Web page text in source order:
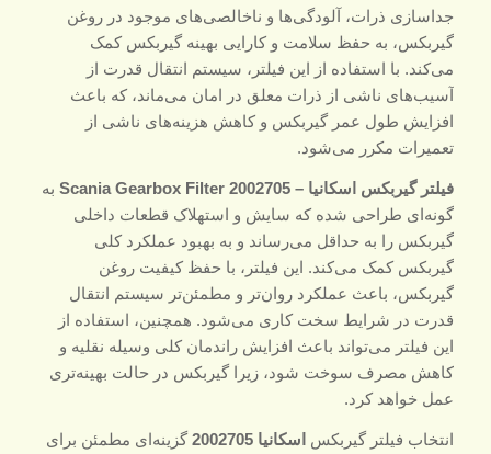
جداسازی ذرات، آلودگی‌ها و ناخالصی‌های موجود در روغن
گیربکس، به حفظ سلامت و کارایی بهینه گیربکس کمک
می‌کند. با استفاده از این فیلتر، سیستم انتقال قدرت از
آسیب‌های ناشی از ذرات معلق در امان می‌ماند، که باعث
افزایش طول عمر گیربکس و کاهش هزینه‌های ناشی از
تعمیرات مکرر می‌شود.
فیلتر گیربکس اسکانیا – Scania Gearbox Filter 2002705
به
گونه‌ای طراحی شده که سایش و استهلاک قطعات داخلی
گیربکس را به حداقل می‌رساند و به بهبود عملکرد کلی
گیربکس کمک می‌کند. این فیلتر، با حفظ کیفیت روغن
گیربکس، باعث عملکرد روان‌تر و مطمئن‌تر سیستم انتقال
قدرت در شرایط سخت کاری می‌شود. همچنین، استفاده از
این فیلتر می‌تواند باعث افزایش راندمان کلی وسیله نقلیه و
کاهش مصرف سوخت شود، زیرا گیربکس در حالت بهینه‌تری
عمل خواهد کرد.
انتخاب فیلتر گیربکس اسکانیا 2002705
گزینه‌ای مطمئن برای